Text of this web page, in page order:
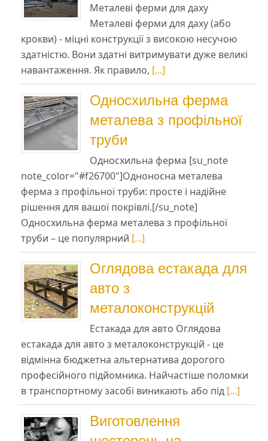
Металеві ферми для даху
Металеві ферми для даху (або
крокви) - міцні конструкції з високою несучою
здатністю. Вони здатні витримувати дуже великі
навантаження. Як правило, [...]
Односхильна ферма
металева з профільної
труби
Односхильна ферма [su_note
note_color="#f26700"]Одноносна металева
ферма з профільної труби: просте і надійне
рішення для вашої покрівлі.[/su_note]
Односхильна ферма металева з профільної
труби – це популярний [...]
Оглядова естакада для
авто з
металоконструкцій
Естакада для авто Оглядова
естакада для авто з металоконструкцій - це
відмінна бюджетна альтернатива дорогого
професійного підйомника. Найчастіше поломки
в транспортному засобі виникають або під [...]
Виготовлення